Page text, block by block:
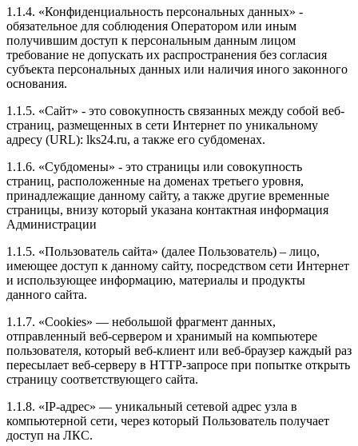
1.1.4. «Конфиденциальность персональных данных» -
обязательное для соблюдения Оператором или иным
получившим доступ к персональным данным лицом
требование не допускать их распространения без согласия
субъекта персональных данных или наличия иного законного
основания.
1.1.5. «Сайт» - это совокупность связанных между собой веб-
страниц, размещенных в сети Интернет по уникальному
адресу (URL): lks24.ru, а также его субдоменах.
1.1.6. «Субдомены» - это страницы или совокупность
страниц, расположенные на доменах третьего уровня,
принадлежащие данному сайту, а также другие временные
страницы, внизу который указана контактная информация
Администрации
1.1.5. «Пользователь сайта» (далее Пользователь) – лицо,
имеющее доступ к данному сайту, посредством сети Интернет
и использующее информацию, материалы и продукты
данного сайта.
1.1.7. «Cookies» — небольшой фрагмент данных,
отправленный веб-сервером и хранимый на компьютере
пользователя, который веб-клиент или веб-браузер каждый раз
пересылает веб-серверу в HTTP-запросе при попытке открыть
страницу соответствующего сайта.
1.1.8. «IP-адрес» — уникальный сетевой адрес узла в
компьютерной сети, через который Пользователь получает
доступ на ЛКС.